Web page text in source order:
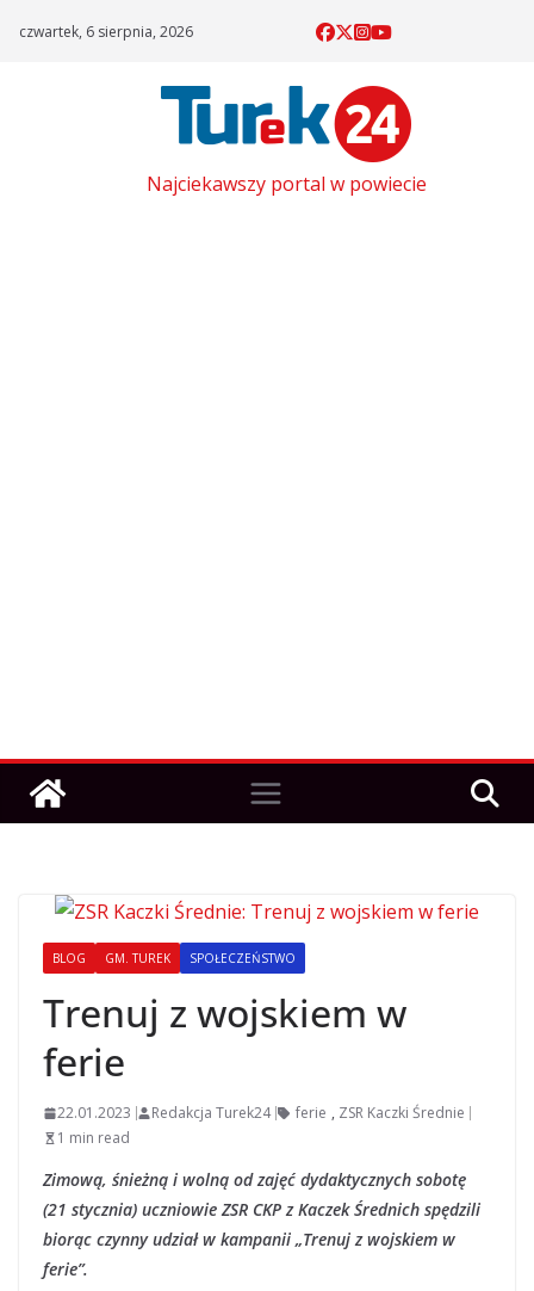
czwartek, 6 sierpnia, 2026
Najciekawszy portal w powiecie
BLOG GM. TUREK SPOŁECZEŃSTWO
Trenuj z wojskiem w
ferie
22.01.2023 Redakcja Turek24 ferie , ZSR Kaczki Średnie
1 min read
Zimową, śnieżną i wolną od zajęć dydaktycznych sobotę
(21 stycznia) uczniowie ZSR CKP z Kaczek Średnich spędzili
biorąc czynny udział w kampanii „Trenuj z wojskiem w
ferie”.